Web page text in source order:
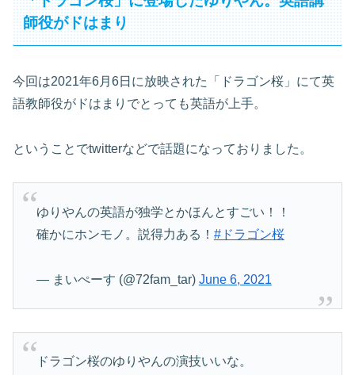
師役がドはまり
今回は2021年6月6日に放映された「ドラゴン桜」にて英
語教師役がドはまりでとっても英語が上手。
ということでtwitterなどで話題になっておりました。
ゆりやんの英語が独学とかほんとすごい！！
確かにホンモノ。説得力ある！ #ドラゴン桜
— まいぺーす (@72fam_tar) June 6, 2021
ドラゴン桜のゆりやんの演技いいな。